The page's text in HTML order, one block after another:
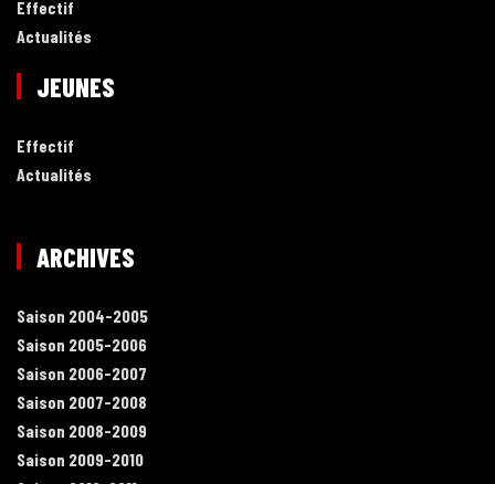
Effectif
Actualités
JEUNES
Effectif
Actualités
ARCHIVES
Saison 2004-2005
Saison 2005-2006
Saison 2006-2007
Saison 2007-2008
Saison 2008-2009
Saison 2009-2010